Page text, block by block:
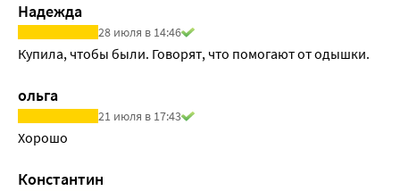
Надежда
28 июля в 14:46
Купила, чтобы были. Говорят, что помогают от одышки.
ольга
21 июля в 17:43
Хорошо
Константин